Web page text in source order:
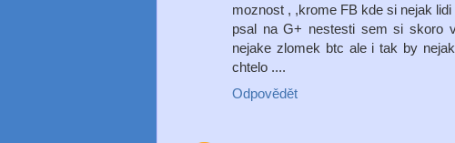
moznost , ,krome FB kde si nejak
psal na G+ nestesti sem si skoro
nejake zlomek btc ale i tak by
chtelo ....
Odpovědět